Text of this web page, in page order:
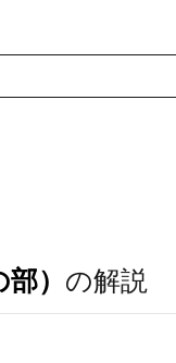
） の解説